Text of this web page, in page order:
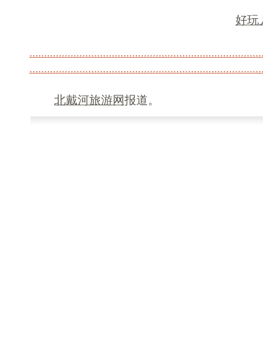
好玩
...............................................................................
...............................................................................
北戴河旅游网报道。